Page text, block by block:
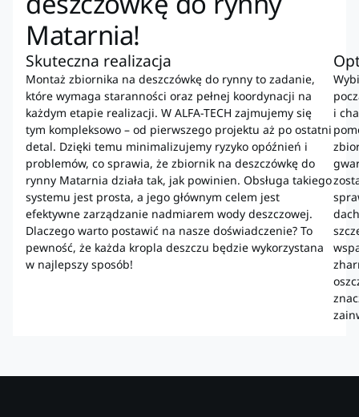
Matarnia!
Skuteczna realizacja
Montaż zbiornika na deszczówkę do rynny to zadanie,
które wymaga staranności oraz pełnej koordynacji na
każdym etapie realizacji. W ALFA-TECH zajmujemy się
tym kompleksowo – od pierwszego projektu aż po ostatni
detal. Dzięki temu minimalizujemy ryzyko opóźnień i
problemów, co sprawia, że zbiornik na deszczówkę do
rynny Matarnia działa tak, jak powinien. Obsługa takiego
systemu jest prosta, a jego głównym celem jest
efektywne zarządzanie nadmiarem wody deszczowej.
Dlaczego warto postawić na nasze doświadczenie? To
pewność, że każda kropla deszczu będzie wykorzystana
w najlepszy sposób!
i